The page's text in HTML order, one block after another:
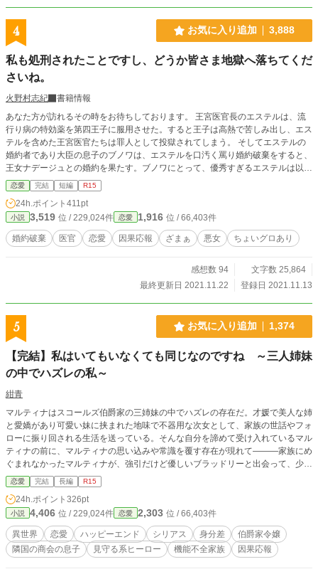
4 お気に入り追加 3,888
私も処刑されたことですし、どうか皆さま地獄へ落ちてくだ
さいね。
火野村志紀
書籍情報
あなた方が訪れるその時をお待ちしております。 王宮医官長のエステルは、流
行り病の特効薬を第四王子に服用させた。すると王子は高熱で苦しみ出し、エス
テルを含めた王宮医官たちは罪人として投獄されてしまう。 そしてエステルの
婚約者であり大臣の息子のブノワは、エステルを口汚く罵り婚約破棄をすると、
王女ナデージュとの婚約を果たす。ブノワにとって、優秀すぎるエステルは以前
から邪魔な存在だったのだ。 エステルは貴族や平民からも悪女、魔女と罵られ
ながら処刑された。 それがこの国の終わりの始まりだった。
恋愛 完結 短編 R15
24h.ポイント 411pt
小説 3,519 位 / 229,024件 恋愛 1,916 位 / 66,403件
婚約破棄 医官 恋愛 因果応報 ざまぁ 悪女 ちょいグロあり
感想数 94
文字数 25,864
最終更新日 2021.11.22
登録日 2021.11.13
5 お気に入り追加 1,374
【完結】私はいてもいなくても同じなのですね ～三人姉妹
の中でハズレの私～
紺青
マルティナはスコールズ伯爵家の三姉妹の中でハズレの存在だ。才媛で美人な姉
と愛嬌があり可愛い妹に挟まれた地味で不器用な次女として、家族の世話やフォ
ローに振り回される生活を送っている。そんな自分を諦めて受け入れているマル
ティナの前に、マルティナの思い込みや常識を覆す存在が現れて―――家族にめ
ぐまれなかったマルティナが、強引だけど優しいブラッドリーと出会って、少し
ずつ成長し、別離を経て、再生していく物語。 ※三章まで上げて落とされる鬱
展開続きます。 ※因果応報はありますが、痛快爽快なざまぁはありません。 ※
なろうにも掲載しています。
恋愛 完結 長編 R15
24h.ポイント 326pt
小説 4,406 位 / 229,024件 恋愛 2,303 位 / 66,403件
異世界 恋愛 ハッピーエンド シリアス 身分差
伯爵家令嬢
隣国の商会の息子
見守る系ヒーロー 機能不全家族 因果応報